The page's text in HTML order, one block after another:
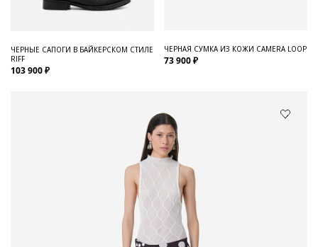
ЧЕРНЫЕ САПОГИ В БАЙКЕРСКОМ СТИЛЕ
RIFF
103 900 ₽
ЧЕРНАЯ СУМКА ИЗ КОЖИ CAMERA LOOP
73 900 ₽